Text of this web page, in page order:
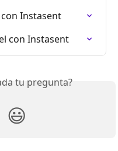
Instasent
con Instasent
tu pregunta?
😃